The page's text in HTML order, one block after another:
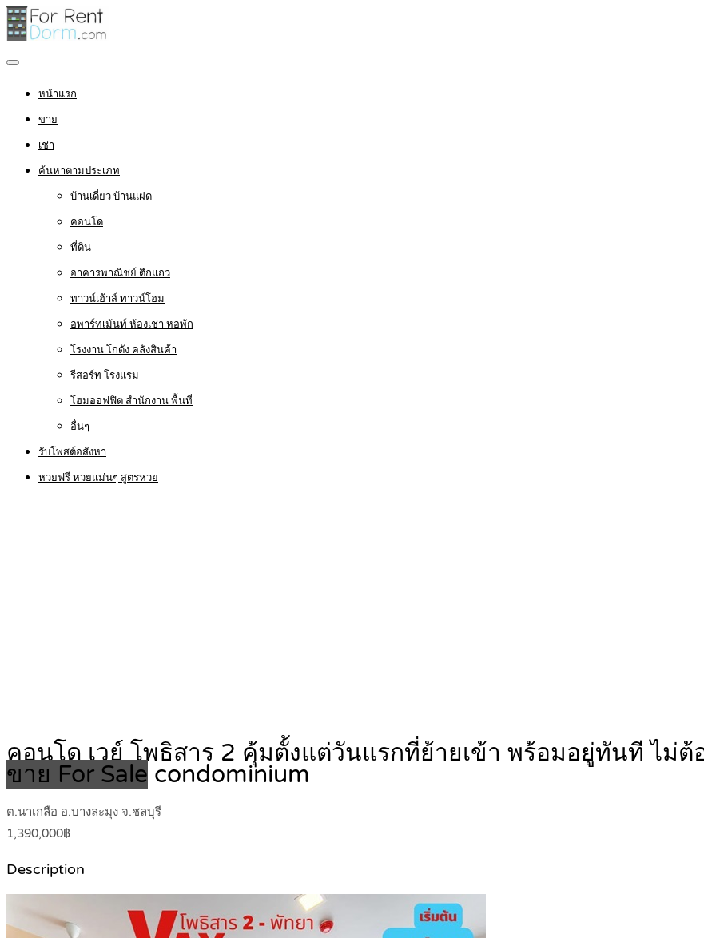
หน้าแรก
ขาย
เช่า
ค้นหาตามประเภท
บ้านเดี่ยว บ้านแฝด
คอนโด
ที่ดิน
อาคารพาณิชย์ ตึกแถว
ทาวน์เฮ้าส์ ทาวน์โฮม
อพาร์ทเม้นท์ ห้องเช่า หอพัก
โรงงาน โกดัง คลังสินค้า
รีสอร์ท โรงแรม
โฮมออฟฟิต สำนักงาน พื้นที่
อื่นๆ
รับโพสต์อสังหา
หวยฟรี หวยแม่นๆ สูตรหวย
คอนโด เวย์ โพธิสาร 2 คุ้มตั้งแต่วันแรกที่ย้ายเข้า พร้อมอยู่ทันที ไม่
ขาย For Sale condominium
ต.นาเกลือ อ.บางละมุง จ.ชลบุรี
1,390,000฿
Description